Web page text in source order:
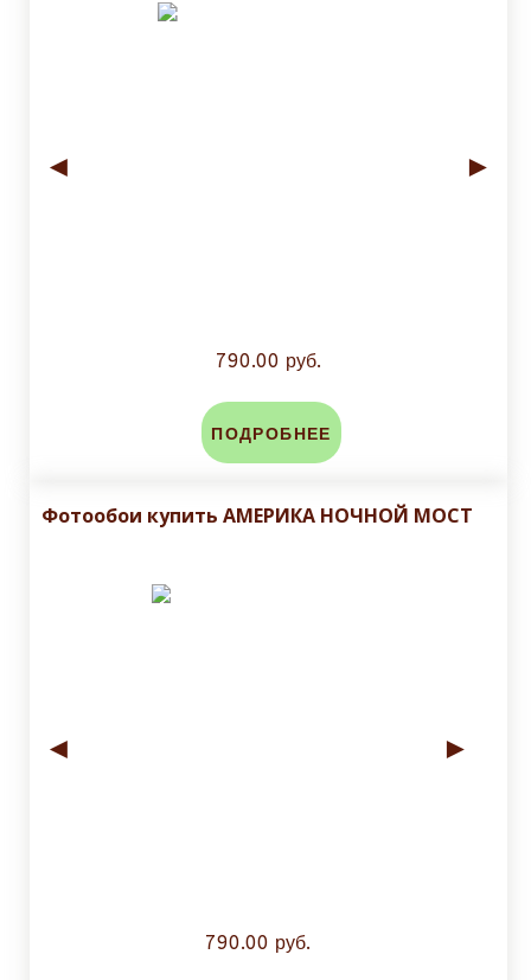
◄ ►
790.00 руб.
ПОДРОБНЕЕ
Фотообои купить АМЕРИКА НОЧНОЙ МОСТ
◄ ►
790.00 руб.